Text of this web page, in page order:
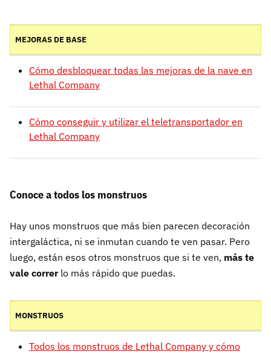
MEJORAS DE BASE
Cómo desbloquear todas las mejoras de la nave en
Lethal Company
Cómo conseguir y utilizar el teletransportador en
Lethal Company
Conoce a todos los monstruos
Hay unos monstruos que más bien parecen decoración
intergaláctica, ni se inmutan cuando te ven pasar. Pero
luego, están esos otros monstruos que si te ven, más te
vale correrlo más rápido que puedas.
MONSTRUOS
Todos los monstruos de Lethal Company y cómo